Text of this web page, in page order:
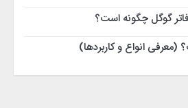
گوگل چگونه است؟
انواع و کاربردها)